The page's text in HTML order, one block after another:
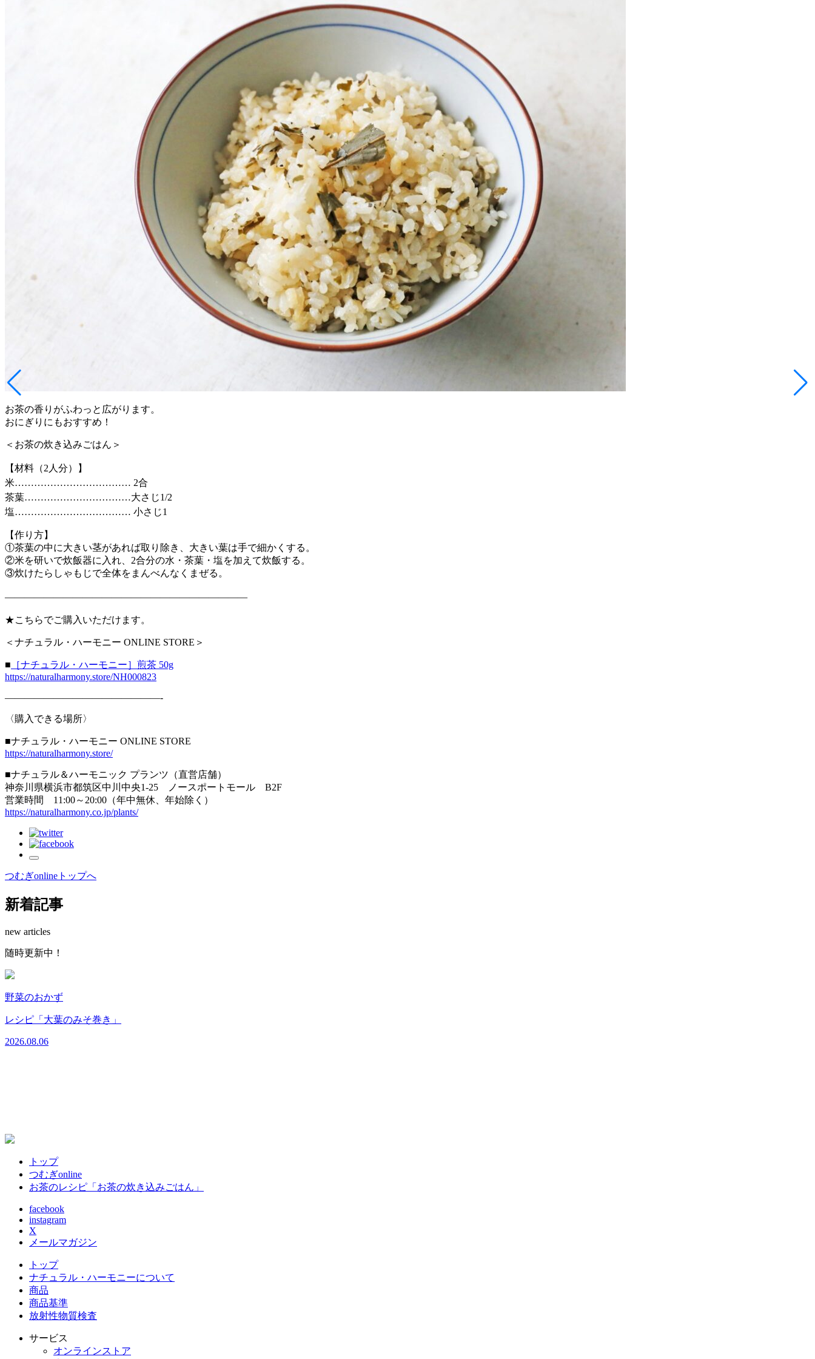
お茶の香りがふわっと広がります。
おにぎりにもおすすめ！
＜お茶の炊き込みごはん＞
【材料（2人分）】
米……………………………… 2合
茶葉……………………………大さじ1/2
塩……………………………… 小さじ1
【作り方】
①茶葉の中に大きい茎があれば取り除き、大きい葉は手で細かくする。
②米を研いで炊飯器に入れ、2合分の水・茶葉・塩を加えて炊飯する。
③炊けたらしゃもじで全体をまんべんなくまぜる。
—————————————————————————
★こちらでご購入いただけます。
＜ナチュラル・ハーモニー ONLINE STORE＞
■ ［ナチュラル・ハーモニー］煎茶 50g
https://naturalharmony.store/NH000823
————————————————-
〈購入できる場所〉
■ナチュラル・ハーモニー ONLINE STORE
https://naturalharmony.store/
■ナチュラル＆ハーモニック プランツ（直営店舗）
神奈川県横浜市都筑区中川中央1-25 ノースポートモール B2F
営業時間 11:00～20:00（年中無休、年始除く）
https://naturalharmony.co.jp/plants/
つむぎonlineトップへ
新着記事
new articles
随時更新中 ！
野菜のおかず
レシピ「大葉のみそ巻き」
2026.08.06
トップ
つむぎonline
お茶のレシピ「お茶の炊き込みごはん」
facebook
instagram
X
メールマガジン
トップ
ナチュラル・ハーモニーについて
商品
商品基準
放射性物質検査
サービス
オンラインストア